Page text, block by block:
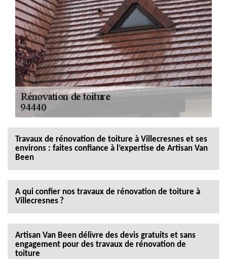
Travaux de rénovation de toiture à Villecresnes et ses
environs : faites confiance à l’expertise de Artisan Van
Been
A qui confier nos travaux de rénovation de toiture à
Villecresnes ?
Artisan Van Been délivre des devis gratuits et sans
engagement pour des travaux de rénovation de
toiture